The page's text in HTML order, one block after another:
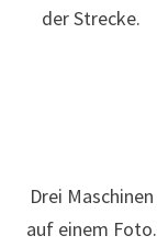
der Strecke.
Drei Maschinen
auf einem Foto.